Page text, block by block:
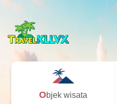
Objek wisata